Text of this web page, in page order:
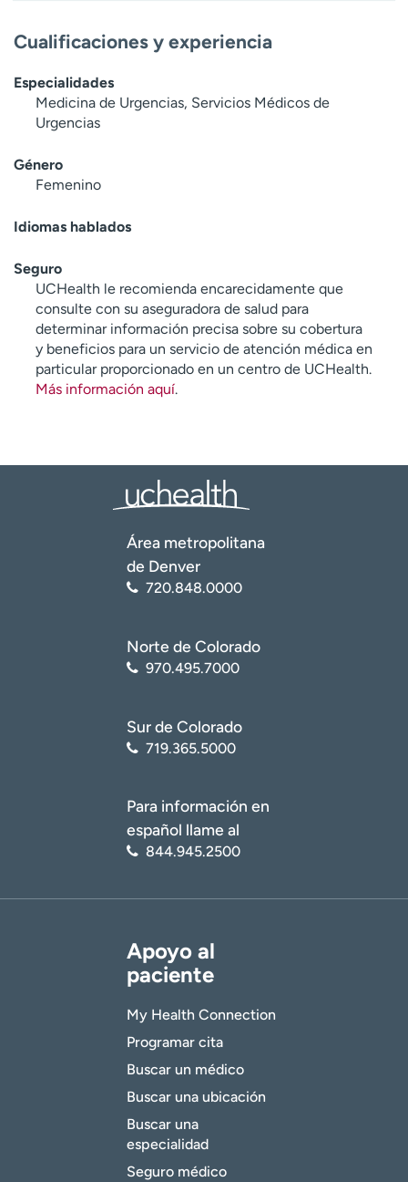
Cualificaciones y experiencia
Especialidades
Medicina de Urgencias, Servicios Médicos de
Urgencias
Género
Femenino
Idiomas hablados
Seguro
UCHealth le recomienda encarecidamente que
consulte con su aseguradora de salud para
determinar información precisa sobre su cobertura
y beneficios para un servicio de atención médica en
particular proporcionado en un centro de UCHealth.
Más información aquí.
Área metropolitana
de Denver
720.848.0000
Norte de Colorado
970.495.7000
Sur de Colorado
719.365.5000
Para información en
español llame al
844.945.2500
Apoyo al
paciente
My Health Connection
Programar cita
Buscar un médico
Buscar una ubicación
Buscar una
especialidad
Seguro médico